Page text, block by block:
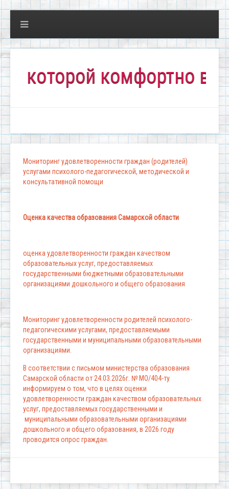
комфортно всем!"
Мониторинг удовлетворенности граждан (родителей)
услугами психолого-педагогической, методической и
консультативной помощи
Оценка качества образования Самарской области
оценка удовлетворенности граждан качеством
образовательных услуг, предоставляемых
государственными бюджетными образовательными
организациями дошкольного и общего образования
Мониторинг удовлетворенности родителей психолого-
педагогическими услугами, предоставляемыми
государственными и муниципальными образовательными
организациями.
В соответствии с письмом министерства образования
Самарской области от 24.03.2026г. № МО/404-ту
информируем о том, что в целях оценки
удовлетворенности граждан качеством образовательных
услуг, предоставляемых государственными и
муниципальными образовательными организациями
дошкольного и общего образования, в 2026 году
проводится опрос граждан.